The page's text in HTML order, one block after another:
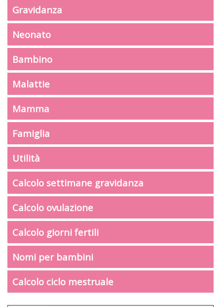
Gravidanza
Neonato
Bambino
Malattie
Mamma
Famiglia
Utilità
Calcolo settimane gravidanza
Calcolo ovulazione
Calcolo giorni fertili
Nomi per bambini
Calcolo ciclo mestruale